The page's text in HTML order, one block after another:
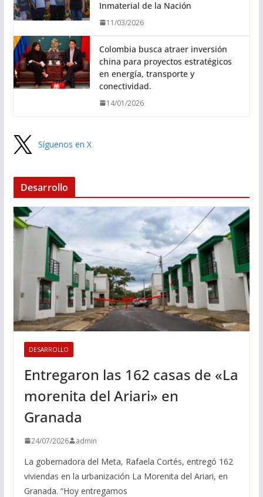
Inmaterial de la Nación
11/03/2026
Colombia busca atraer inversión
china para proyectos estratégicos
en energía, transporte y
conectividad.
14/01/2026
Síguenos en X
Desarrollo
DESARROLLO
Entregaron las 162 casas de «La
morenita del Ariari» en
Granada
24/07/2026 admin
La gobernadora del Meta, Rafaela Cortés, entregó 162
viviendas en la urbanización La Morenita del Ariari, en
Granada. “Hoy entregamos